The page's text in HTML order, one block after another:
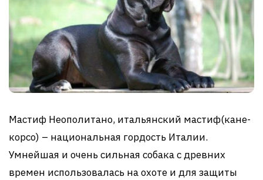
Мастиф Неополитано, итальянский мастиф(кане-
корсо) – национальная гордость Италии.
Умнейшая и очень сильная собака с древних
времен использовалась на охоте и для защиты